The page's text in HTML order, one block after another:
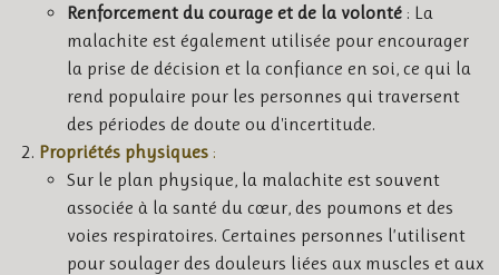
Renforcement du courage et de la volonté : La
malachite est également utilisée pour encourager
la prise de décision et la confiance en soi, ce qui la
rend populaire pour les personnes qui traversent
des périodes de doute ou d'incertitude.
Propriétés physiques :
Sur le plan physique, la malachite est souvent
associée à la santé du cœur, des poumons et des
voies respiratoires. Certaines personnes l’utilisent
pour soulager des douleurs liées aux muscles et aux